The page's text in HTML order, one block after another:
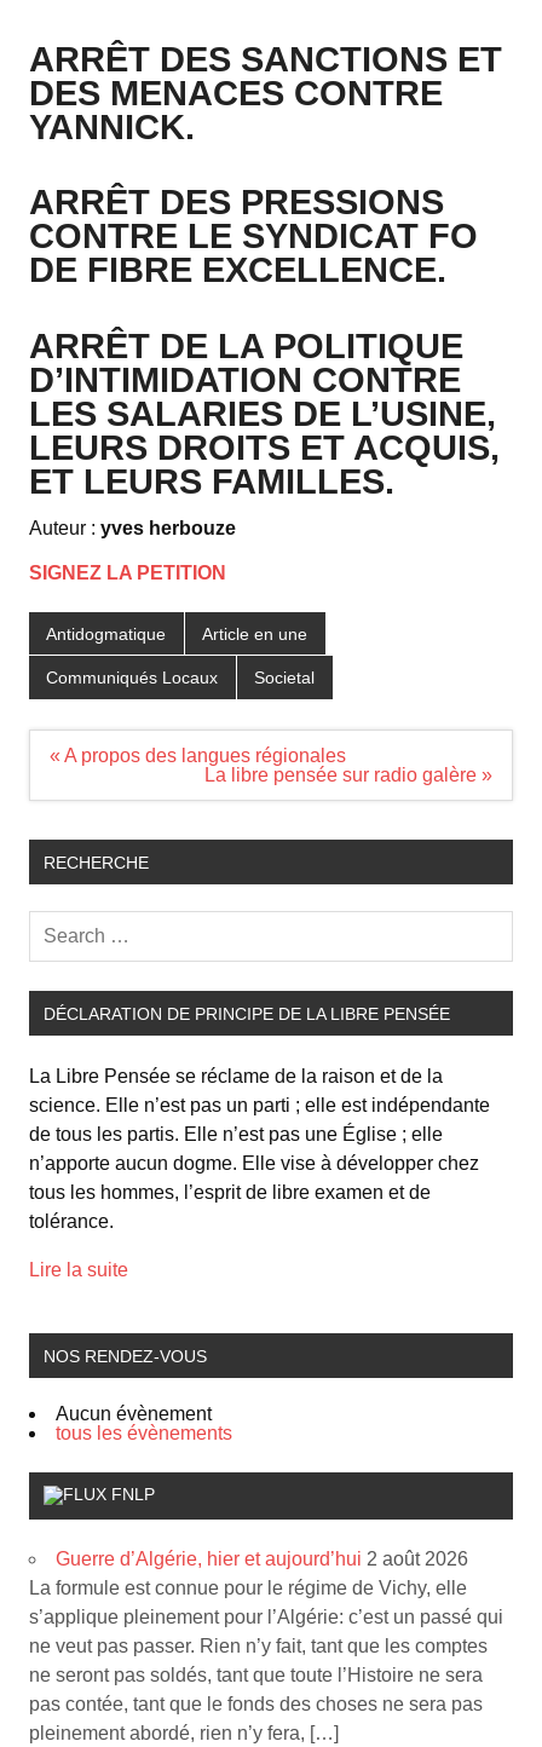
ARRÊT DES SANCTIONS ET
DES MENACES CONTRE
YANNICK.
ARRÊT DES PRESSIONS
CONTRE LE SYNDICAT FO
DE FIBRE EXCELLENCE.
ARRÊT DE LA POLITIQUE
D’INTIMIDATION CONTRE
LES SALARIES DE L’USINE,
LEURS DROITS ET ACQUIS,
ET LEURS FAMILLES.
Auteur : yves herbouze
SIGNEZ LA PETITION
Antidogmatique Article en une
Communiqués Locaux Societal
Navigation
« A propos des langues régionales
La libre pensée sur radio galère »
RECHERCHE
DÉCLARATION DE PRINCIPE DE LA LIBRE PENSÉE
La Libre Pensée se réclame de la raison et de la
science. Elle n’est pas un parti ; elle est indépendante
de tous les partis. Elle n’est pas une Église ; elle
n’apporte aucun dogme. Elle vise à développer chez
tous les hommes, l’esprit de libre examen et de
tolérance.
Lire la suite
NOS RENDEZ-VOUS
Aucun évènement
tous les évènements
FNLP
Guerre d’Algérie, hier et aujourd’hui 2 août 2026
La formule est connue pour le régime de Vichy, elle
s’applique pleinement pour l’Algérie: c’est un passé qui
ne veut pas passer. Rien n’y fait, tant que les comptes
ne seront pas soldés, tant que toute l’Histoire ne sera
pas contée, tant que le fonds des choses ne sera pas
pleinement abordé, rien n’y fera, […]